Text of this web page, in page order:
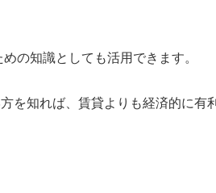
の知識としても活用できます。
知れば、賃貸よりも経済的に有